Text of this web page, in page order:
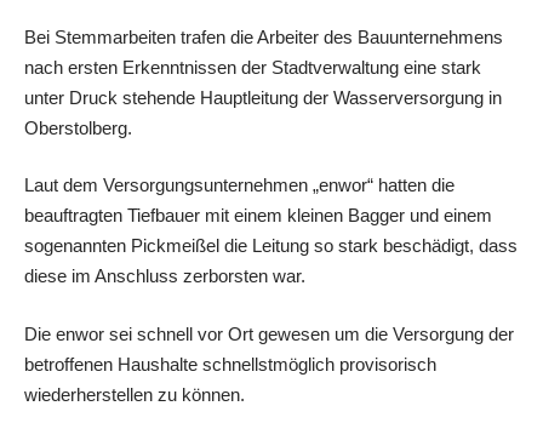
Bei Stemmarbeiten trafen die Arbeiter des Bauunternehmens
nach ersten Erkenntnissen der Stadtverwaltung eine stark
unter Druck stehende Hauptleitung der Wasserversorgung in
Oberstolberg.
Laut dem Versorgungsunternehmen „enwor“ hatten die
beauftragten Tiefbauer mit einem kleinen Bagger und einem
sogenannten Pickmeißel die Leitung so stark beschädigt, dass
diese im Anschluss zerborsten war.
Die enwor sei schnell vor Ort gewesen um die Versorgung der
betroffenen Haushalte schnellstmöglich provisorisch
wiederherstellen zu können.